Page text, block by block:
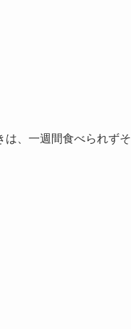
は、一週間食べられずそ